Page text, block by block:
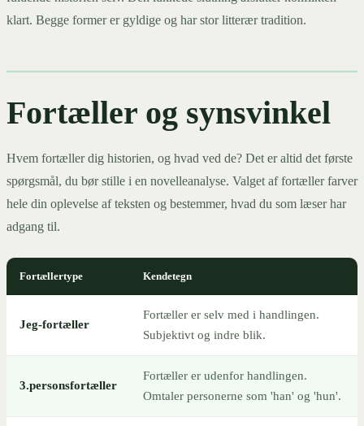
klart. Begge former er gyldige og har stor litterær tradition.
Fortæller og synsvinkel
Hvem fortæller dig historien, og hvad ved de? Det er altid det første
spørgsmål, du bør stille i en novelleanalyse. Valget af fortæller farver
hele din oplevelse af teksten og bestemmer, hvad du som læser har
adgang til.
Fortællertype Kendetegn
Jeg-fortæller
Fortæller er selv med i handlingen.
Subjektivt og indre blik.
3.personsfortæller
Fortæller er udenfor handlingen.
Omtaler personerne som 'han' og 'hun'.